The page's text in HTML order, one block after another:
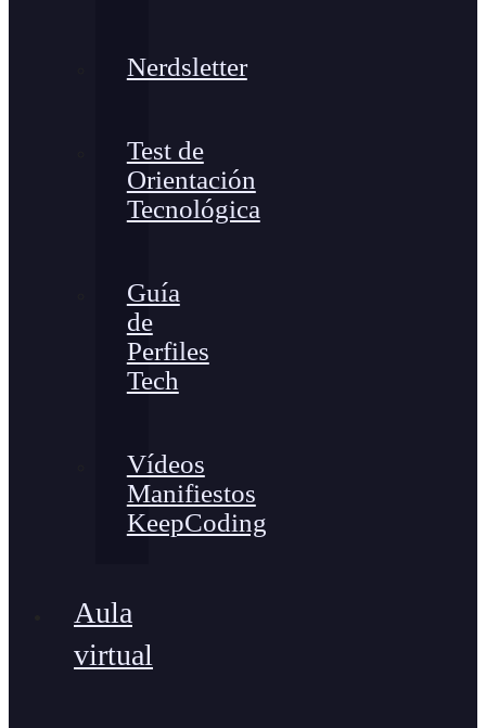
Nerdsletter
Test de
Orientación
Tecnológica
Guía
de
Perfiles
Tech
Vídeos
Manifiestos
KeepCoding
Aula
virtual